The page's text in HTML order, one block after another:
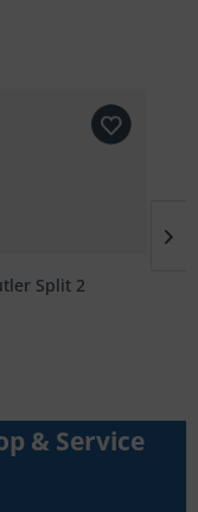
Split 2
& Service